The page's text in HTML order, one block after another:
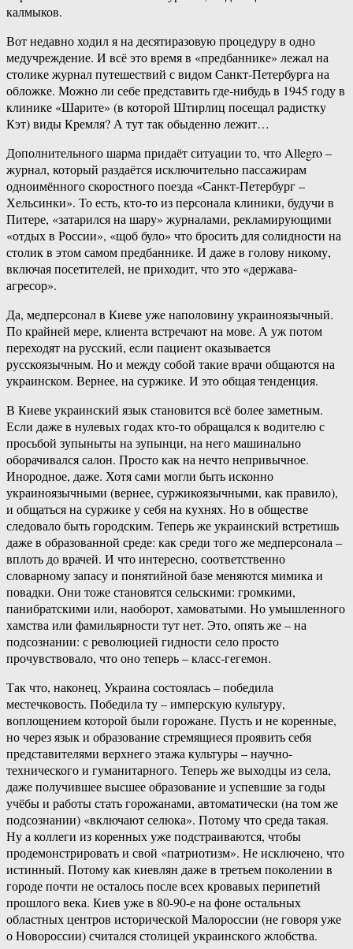
калмыков.
Вот недавно ходил я на десятиразовую процедуру в одно
медучреждение. И всё это время в «предбаннике» лежал на
столике журнал путешествий с видом Санкт-Петербурга на
обложке. Можно ли себе представить где-нибудь в 1945 году в
клинике «Шарите» (в которой Штирлиц посещал радистку
Кэт) виды Кремля? А тут так обыденно лежит…
Дополнительного шарма придаёт ситуации то, что Allegro –
журнал, который раздаётся исключительно пассажирам
одноимённого скоростного поезда «Санкт-Петербург –
Хельсинки». То есть, кто-то из персонала клиники, будучи в
Питере, «затарился на шару» журналами, рекламирующими
«отдых в России», «щоб було» что бросить для солидности на
столик в этом самом предбаннике. И даже в голову никому,
включая посетителей, не приходит, что это «держава-
агресор».
Да, медперсонал в Киеве уже наполовину украиноязычный.
По крайней мере, клиента встречают на мове. А уж потом
переходят на русский, если пациент оказывается
русскоязычным. Но и между собой такие врачи общаются на
украинском. Вернее, на суржике. И это общая тенденция.
В Киеве украинский язык становится всё более заметным.
Если даже в нулевых годах кто-то обращался к водителю с
просьбой зупыныты на зупынци, на него машинально
оборачивался салон. Просто как на нечто непривычное.
Инородное, даже. Хотя сами могли быть исконно
украиноязычными (вернее, суржикоязычными, как правило),
и общаться на суржике у себя на кухнях. Но в обществе
следовало быть городским. Теперь же украинский встретишь
даже в образованной среде: как среди того же медперсонала –
вплоть до врачей. И что интересно, соответственно
словарному запасу и понятийной базе меняются мимика и
повадки. Они тоже становятся сельскими: громкими,
панибратскими или, наоборот, хамоватыми. Но умышленного
хамства или фамильярности тут нет. Это, опять же – на
подсознании: с революцией гидности село просто
прочувствовало, что оно теперь – класс-гегемон.
Так что, наконец, Украина состоялась – победила
местечковость. Победила ту – имперскую культуру,
воплощением которой были горожане. Пусть и не коренные,
но через язык и образование стремящиеся проявить себя
представителями верхнего этажа культуры – научно-
технического и гуманитарного. Теперь же выходцы из села,
даже получившее высшее образование и успевшие за годы
учёбы и работы стать горожанами, автоматически (на том же
подсознании) «включают селюка». Потому что среда такая.
Ну а коллеги из коренных уже подстраиваются, чтобы
продемонстрировать и свой «патриотизм». Не исключено, что
истинный. Потому как киевлян даже в третьем поколении в
городе почти не осталось после всех кровавых перипетий
прошлого века. Киев уже в 80-90-е на фоне остальных
областных центров исторической Малороссии (не говоря уже
о Новороссии) считался столицей украинского жлобства.